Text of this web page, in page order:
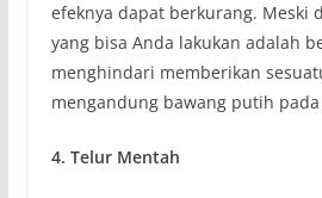
efeknya dapat berkurang. Meski
yang bisa Anda lakukan adalah
menghindari memberikan
mengandung bawang putih
4. Telur Mentah